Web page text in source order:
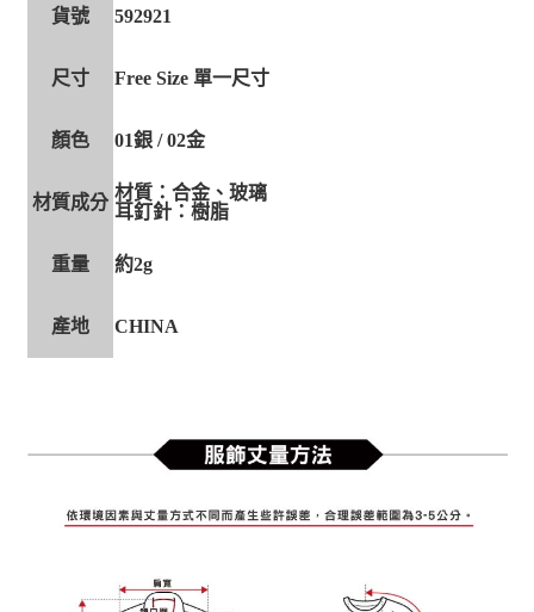
貨號 592921
尺寸 Free Size 單一尺寸
顏色 01銀 / 02金
材質成分 材質：合金、玻璃
耳釘針：樹脂
重量 約2g
產地 CHINA